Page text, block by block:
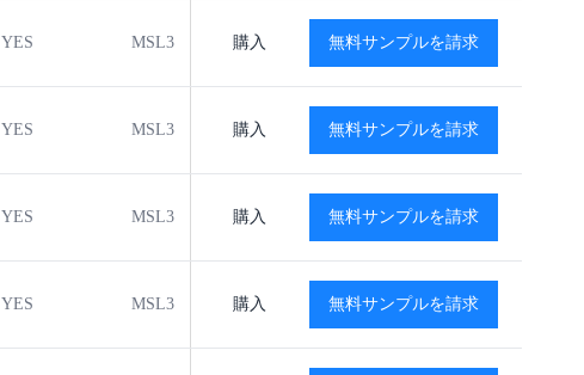
YES MSL3 -40℃ to +125℃ 閲覧
購入 無料サンプルを請求
YES MSL3 -40℃ to +125℃ 閲覧
購入 無料サンプルを請求
YES MSL3 -40℃ to +125℃ 閲覧
購入 無料サンプルを請求
YES MSL3 -40℃ to +125℃ 閲覧
購入 無料サンプルを請求